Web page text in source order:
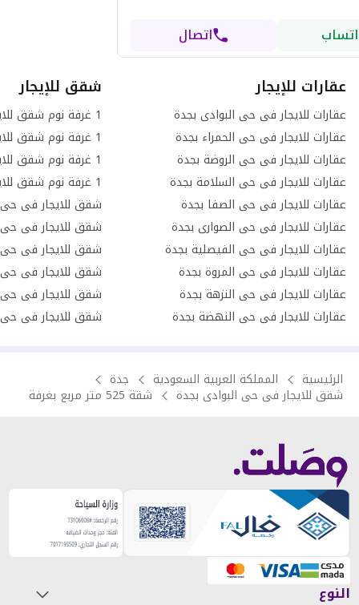
اتصال
عقارات للإيجار
عقارات للايجار فى حى البوادى بجدة
عقارات للايجار فى حى الحمراء بجدة
عقارات للايجار فى حى الروضة بجدة
عقارات للايجار فى حى السلامة بجدة
عقارات للايجار فى حى الصفا بجدة
عقارات للايجار فى حى الصوارى بجدة
عقارات للايجار فى حى الفيصلية بجدة
عقارات للايجار فى حى المروة بجدة
عقارات للايجار فى حى النزهة بجدة
عقارات للايجار فى حى النهضة بجدة
شقق للإيجار
شقق للايجار فى حى
شقق للايجار فى حى
شقق للايجار فى
شقق للايجار فى
شقق للايجار فى حى
شقق للايجار فى حى
الرئيسية المملكة العربية السعودية جدة
شقق للايجار فى حى البوادى بجدة شقة 525 متر مربع بغرفة
النوع